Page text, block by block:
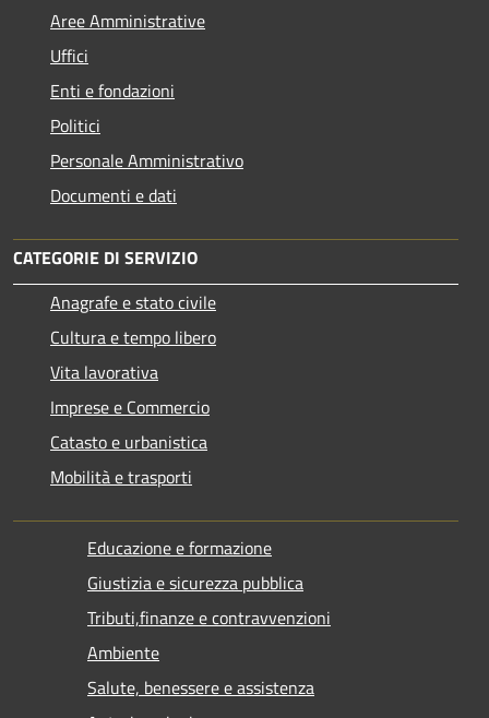
Aree Amministrative
Uffici
Enti e fondazioni
Politici
Personale Amministrativo
Documenti e dati
CATEGORIE DI SERVIZIO
Anagrafe e stato civile
Cultura e tempo libero
Vita lavorativa
Imprese e Commercio
Catasto e urbanistica
Mobilità e trasporti
Educazione e formazione
Giustizia e sicurezza pubblica
Tributi,finanze e contravvenzioni
Ambiente
Salute, benessere e assistenza